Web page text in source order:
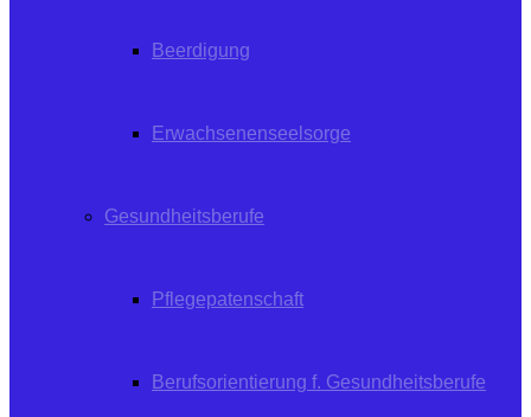
Beerdigung
Erwachsenenseelsorge
Gesundheitsberufe
Pflegepatenschaft
Berufsorientierung f. Gesundheitsberufe